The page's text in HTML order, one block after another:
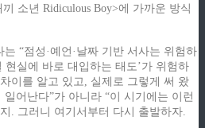
소년 Ridiculous Boy>에 가까운 방식
“점성·예언·날짜 기반 서사는 위험하
현실에 바로 대입하는 태도’가 위험하
이를 알고 있고, 실제로 그렇게 써 왔
어난다”가 아니라 “이 시기에는 이런
. 그러니 여기서부터 다시 출발하자.